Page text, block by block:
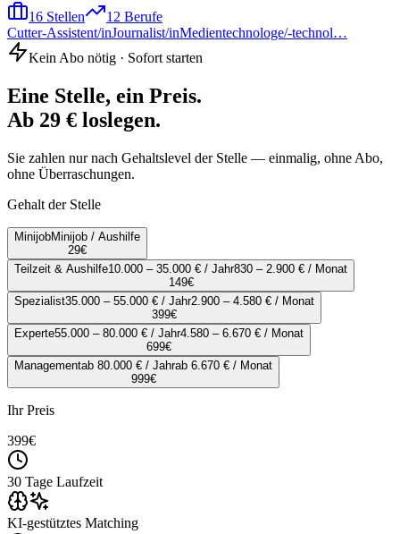
16 Stellen 12 Berufe
Cutter-Assistent/inJournalist/inMedientechnologe/-technol…
Kein Abo nötig · Sofort starten
Eine Stelle, ein Preis.
Ab 29 € loslegen.
Sie zahlen nur nach Gehaltslevel der Stelle — einmalig, ohne Abo,
ohne Überraschungen.
Gehalt der Stelle
MinijobMinijob / Aushilfe
29€
Teilzeit & Aushilfe10.000 – 35.000 € / Jahr830 – 2.900 € / Monat
149€
Spezialist35.000 – 55.000 € / Jahr2.900 – 4.580 € / Monat
399€
Experte55.000 – 80.000 € / Jahr4.580 – 6.670 € / Monat
699€
Managementab 80.000 € / Jahrab 6.670 € / Monat
999€
Ihr Preis
399€
30 Tage Laufzeit
KI-gestütztes Matching